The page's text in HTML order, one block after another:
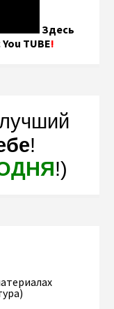
Здесь
You TUBE!
!
!)